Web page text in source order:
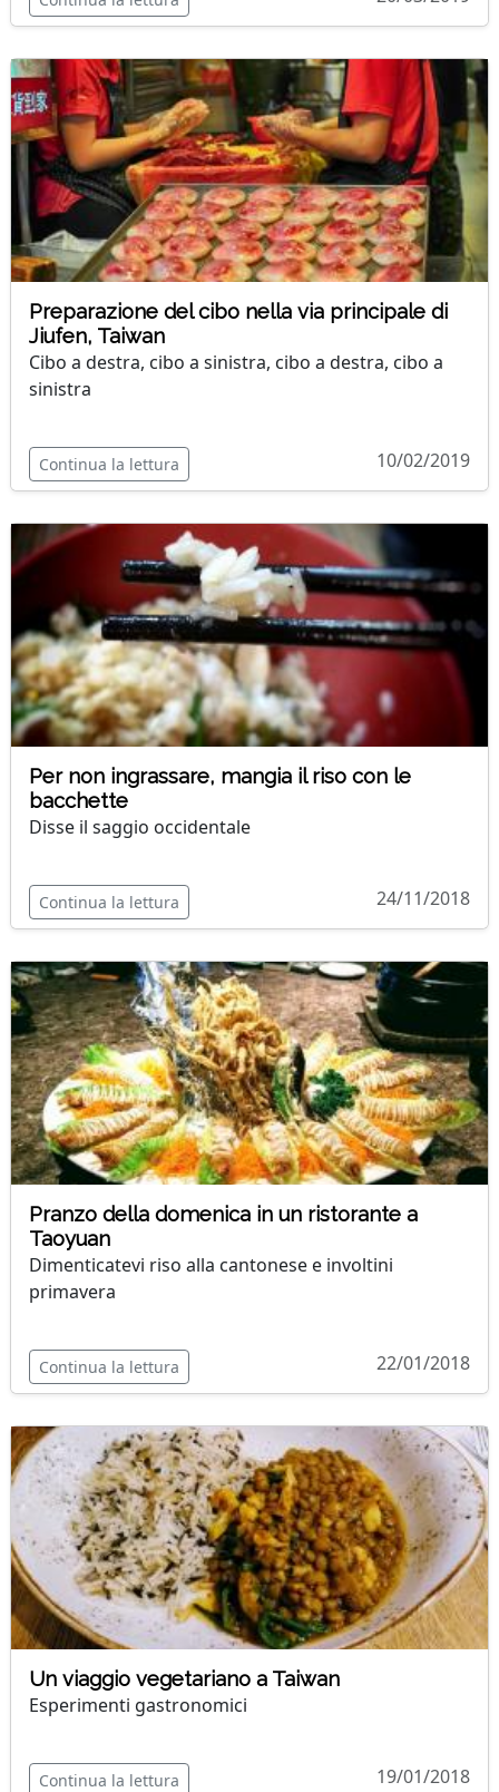
Preparazione del cibo nella via principale di
Jiufen, Taiwan
Cibo a destra, cibo a sinistra, cibo a destra, cibo a
sinistra
Continua la lettura 10/02/2019
Per non ingrassare, mangia il riso con le
bacchette
Disse il saggio occidentale
Continua la lettura 24/11/2018
Pranzo della domenica in un ristorante a
Taoyuan
Dimenticatevi riso alla cantonese e involtini
primavera
Continua la lettura 22/01/2018
Un viaggio vegetariano a Taiwan
Esperimenti gastronomici
Continua la lettura 19/01/2018